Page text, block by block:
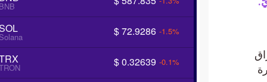
BNB
SOL
Solana $ 72.9286 -1.5%
TRX
TRON $ 0.32639 -0.1%